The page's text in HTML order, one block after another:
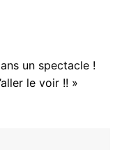
un spectacle !
le voir !! »